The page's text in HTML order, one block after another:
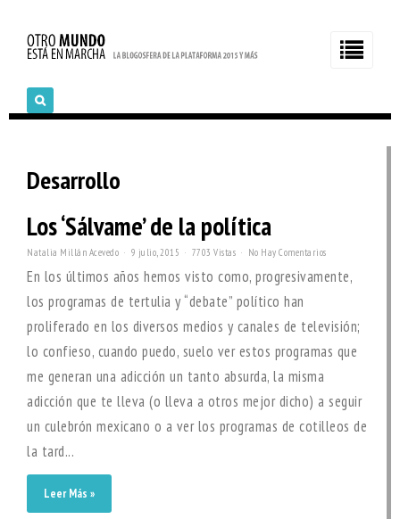
Desarrollo
Los ‘Sálvame’ de la política
Natalia Millán Acevedo 9 julio, 2015 7703 Vistas No Hay Comentarios
En los últimos años hemos visto como, progresivamente,
los programas de tertulia y “debate” político han
proliferado en los diversos medios y canales de televisión;
lo confieso, cuando puedo, suelo ver estos programas que
me generan una adicción un tanto absurda, la misma
adicción que te lleva (o lleva a otros mejor dicho) a seguir
un culebrón mexicano o a ver los programas de cotilleos de
la tard...
Leer Más »